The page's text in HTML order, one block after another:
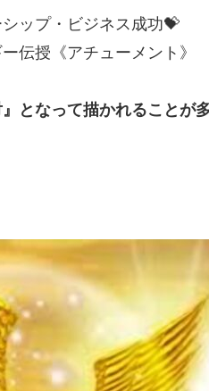
ップ・ビジネス成功💝
伝授《アチューメント》
となって描かれることが